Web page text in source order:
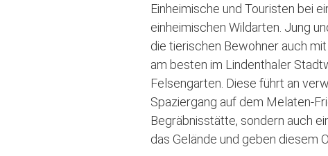
Einheimische und Touristen bei
einheimischen Wildarten. Jung
die tierischen Bewohner auch
am besten im Lindenthaler
Felsengarten. Diese führt an
Spaziergang auf dem Melaten-
Begräbnisstätte, sondern auch
das Gelände und geben diesem